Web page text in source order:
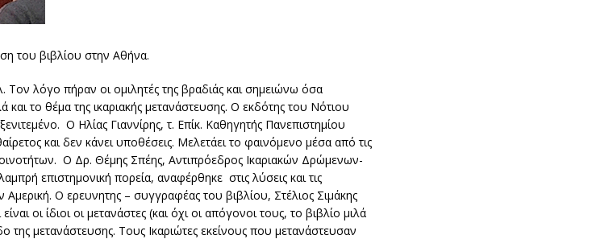
του βιβλίου στην Αθήνα.
λόγο πήραν οι ομιλητές της βραδιάς και σημειώνω όσα
το θέμα της ικαριακής μετανάστευσης. Ο εκδότης του Νότιου
Ο Ηλίας Γιαννίρης, τ. Επίκ. Καθηγητής Πανεπιστημίου
και δεν κάνει υποθέσεις. Μελετάει το φαινόμενο μέσα από τις
Ο Δρ. Θέμης Σπέης, Αντιπρόεδρος Ικαριακών Δρώμενων-
επιστημονική πορεία, αναφέρθηκε στις λύσεις και τις
Αμερική. Ο ερευνητης – συγγραφέας του βιβλίου, Στέλιος Σιμάκης
οι ίδιοι οι μετανάστες (και όχι οι απόγονοι τους, το βιβλίο μιλά
της μετανάστευσης. Τους Ικαριώτες εκείνους που μετανάστευσαν